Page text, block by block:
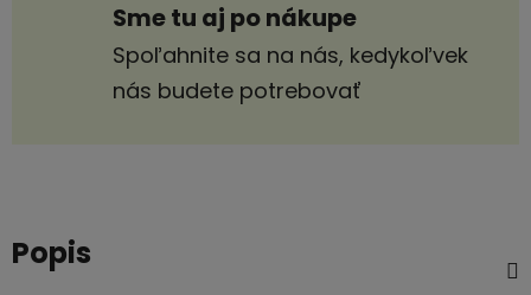
Sme tu aj po nákupe
Spoľahnite sa na nás, kedykoľvek
nás budete potrebovať
Popis